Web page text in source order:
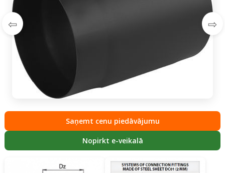
⇦ ⇨
Saņemt cenu piedāvājumu
Nopirkt e-veikalā